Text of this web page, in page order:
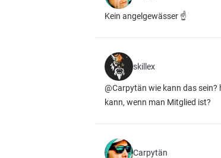
Kein angelgewässer ☝️
skillex
@Carpytän wie kann das
kann, wenn man Mitglied ist?
Carpytän